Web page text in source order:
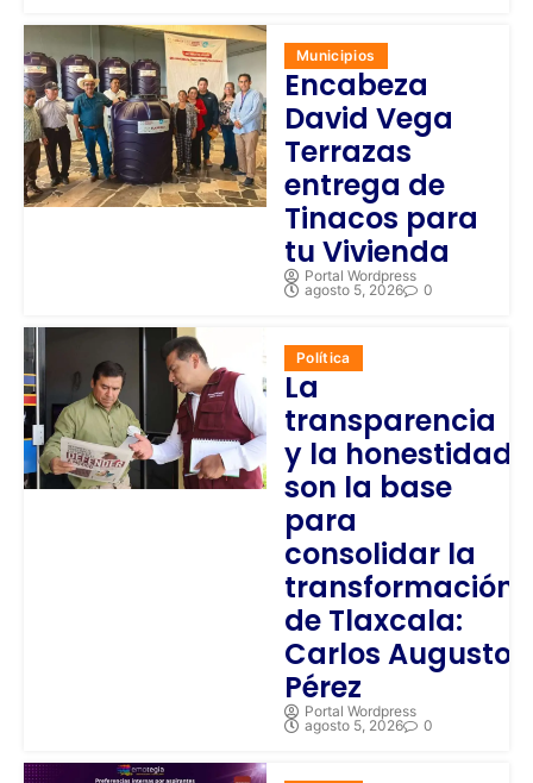
Municipios
Encabeza
David Vega
Terrazas
entrega de
Tinacos para
tu Vivienda
Portal Wordpress
agosto 5, 2026
0
Política
La
transparencia
y la honestidad
son la base
para
consolidar la
transformación
de Tlaxcala:
Carlos Augusto
Pérez
Portal Wordpress
agosto 5, 2026
0